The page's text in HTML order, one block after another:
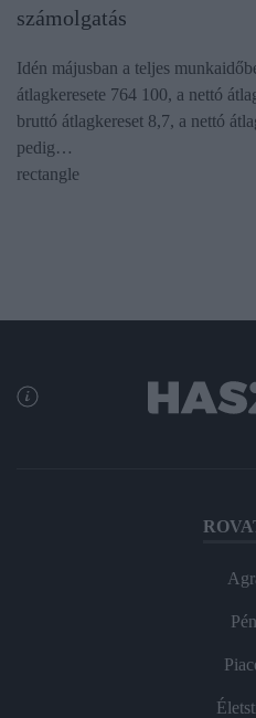
számolgatás
Idén májusban a teljes
átlagkeresete 764 100, a nettó
bruttó átlagkereset 8,7, a nettó
pedig…
rectangle